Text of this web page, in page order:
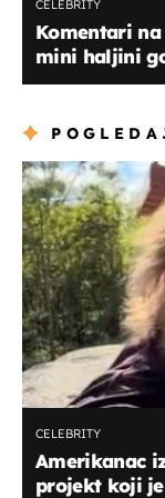
CELEBRITY
Komentari
mini haljini
CELEBRITY
Amerikanac
projekt koji